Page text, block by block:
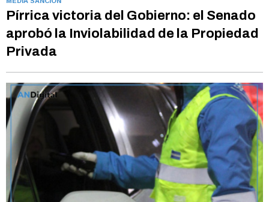
Pírrica victoria del Gobierno: el Senado
aprobó la Inviolabilidad de la Propiedad
Privada